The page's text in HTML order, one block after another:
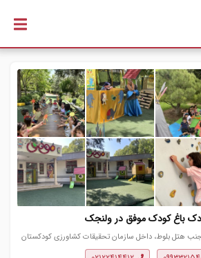
باغ کودک موفق در ولنجک
هتل بلوط، داخل سازمان تحقیقات کشاورزی کودکستان
موفق